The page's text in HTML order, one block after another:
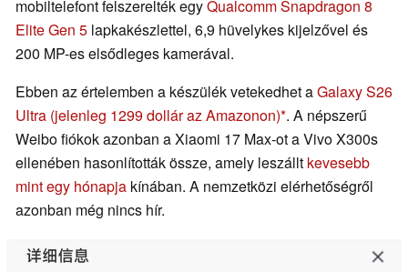
mobiltelefont felszerelték egyQualcomm Snapdragon 8
Elite Gen 5 lapkakészlettel, 6,9 hüvelykes kijelzővel és
200 MP-es elsődleges kamerával.
Ebben az értelemben a készülék vetekedhet aGalaxy S26
Ultra (jelenleg 1299 dollár az Amazonon) . A népszerű
Weibo fiókok azonban a Xiaomi 17 Max-ot a Vivo X300s
ellenében hasonlították össze, amely leszállt kevesebb
mint egy hónapja kínában. A nemzetközi elérhetőségről
azonban még nincs hír.